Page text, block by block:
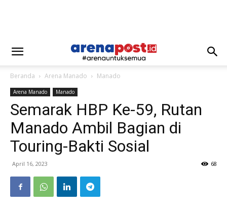
Beranda Arena Manado Manado
Arena Manado Manado
Semarak HBP Ke-59, Rutan
Manado Ambil Bagian di
Touring-Bakti Sosial
April 16, 2023 68